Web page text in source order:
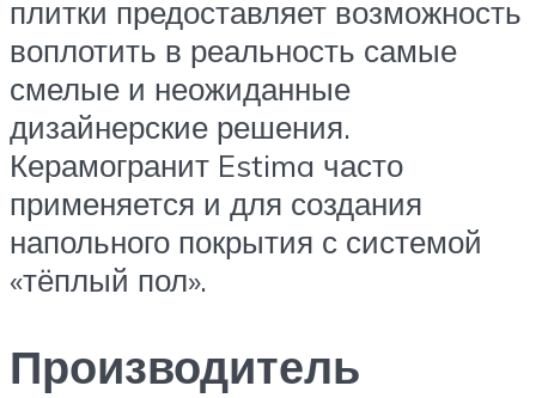
плитки предоставляет возможность
воплотить в реальность самые
смелые и неожиданные
дизайнерские решения.
Керамогранит Estima часто
применяется и для создания
напольного покрытия с системой
«тёплый пол».
Производитель